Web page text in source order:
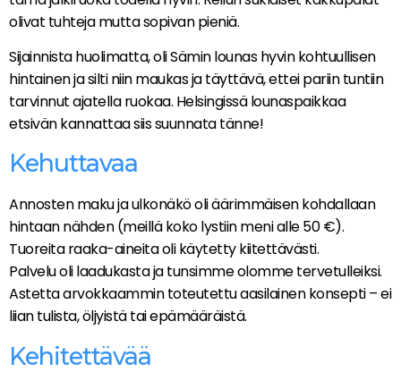
olivat tuhteja mutta sopivan pieniä.
Sijainnista huolimatta, oli Sämin lounas hyvin kohtuullisen
hintainen ja silti niin maukas ja täyttävä, ettei pariin tuntiin
tarvinnut ajatella ruokaa. Helsingissä lounaspaikkaa
etsivän kannattaa siis suunnata tänne!
Kehuttavaa
Annosten maku ja ulkonäkö oli äärimmäisen kohdallaan
hintaan nähden (meillä koko lystiin meni alle 50 €).
Tuoreita raaka-aineita oli käytetty kiitettävästi.
Palvelu oli laadukasta ja tunsimme olomme tervetulleiksi.
Astetta arvokkaammin toteutettu aasilainen konsepti – ei
liian tulista, öljyistä tai epämääräistä.
Kehitettävää